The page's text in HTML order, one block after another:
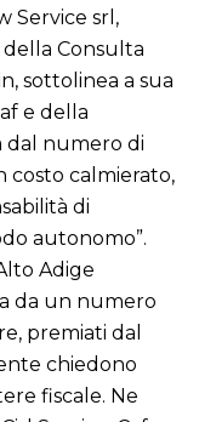
Service srl,
Consulta
sottolinea a sua
e della
dal numero di
costo calmierato,
di
autonomo”.
Adige
da un numero
premiati dal
chiedono
fiscale. Ne